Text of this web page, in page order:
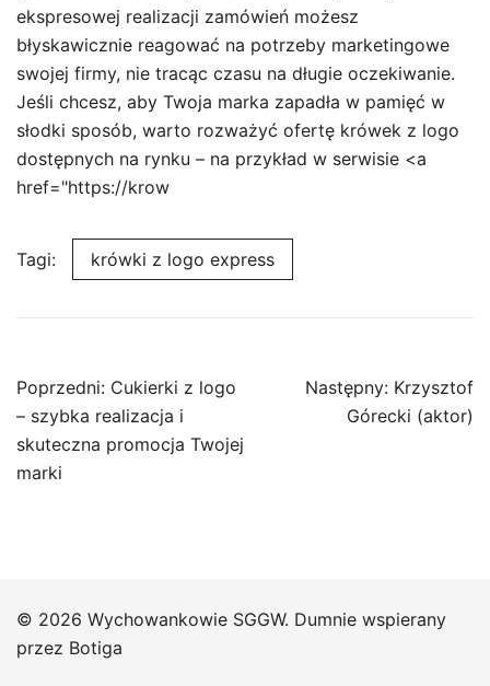
ekspresowej realizacji zamówień możesz
błyskawicznie reagować na potrzeby marketingowe
swojej firmy, nie tracąc czasu na długie oczekiwanie.
Jeśli chcesz, aby Twoja marka zapadła w pamięć w
słodki sposób, warto rozważyć ofertę krówek z logo
dostępnych na rynku – na przykład w serwisie <a
href="https://krow
Tagi: krówki z logo express
Nawigacja
wpisu
Poprzedni: Cukierki z logo
– szybka realizacja i
skuteczna promocja Twojej
marki
Następny: Krzysztof
Górecki (aktor)
© 2026 Wychowankowie SGGW. Dumnie wspierany
przez Botiga